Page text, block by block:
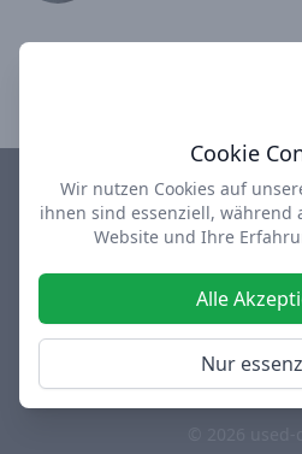
Impressum Datenschutz
design-depot Shop
Facebook
Cookie
Wir nutzen Cookies auf
ihnen sind essenziell, während
Website und Ihre
Alle
Nur